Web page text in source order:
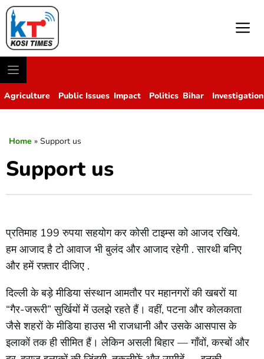
Agriculture Public Issues Impact Politics Bihar Investigation
Home » Support us
Support us
प्रतिमाह 199 रुपया सहयोग कर कोसी टाइम्स को आजद रखिये.
हम आजाद है टो आवाज भी बुलंद और आजाद रहेगी . सारथी बनिए
और हमें रफ़्तार दीजिए .
दिल्ली के बड़े मीडिया संस्थान आमतौर पर महानगरों की खबरों या
“गैर-जरूरी” सुर्खियों में उलझे रहते हैं। वहीं, पटना और कोलकाता
जैसे शहरों के मीडिया हाउस भी राजधानी और उसके आसपास के
इलाकों तक ही सीमित हैं। लेकिन असली बिहार — गाँवों, कस्बों और